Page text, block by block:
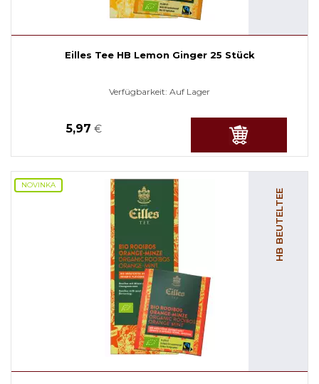
Eilles Tee HB Lemon Ginger 25 Stück
Verfügbarkeit: Auf Lager
5,97 €
NOVINKA
HB BEUTELTEE